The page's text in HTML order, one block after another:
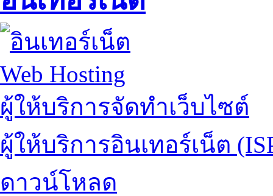
Web Hosting
ผู้ให้บริการจัดทำเว็บไซต์
ผู้ให้บริการอินเทอร์เน็ต
ดาวน์โหลด